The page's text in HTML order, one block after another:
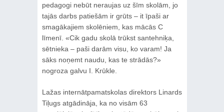
pedagogi nebūt neraujas uz šīm skolām, jo
tajās darbs patiešām ir grūts – it īpaši ar
smagākajiem skolēniem, kas mācās C
līmenī. «Cik gadu skolā trūkst santehniķa,
sētnieka – paši darām visu, ko varam! Ja
sāks noņemt naudu, kas te strādās?»
nogroza galvu I. Krūkle.
Lažas internātpamatskolas direktors Linards
Tiļugs atgādināja, ka no visām 63